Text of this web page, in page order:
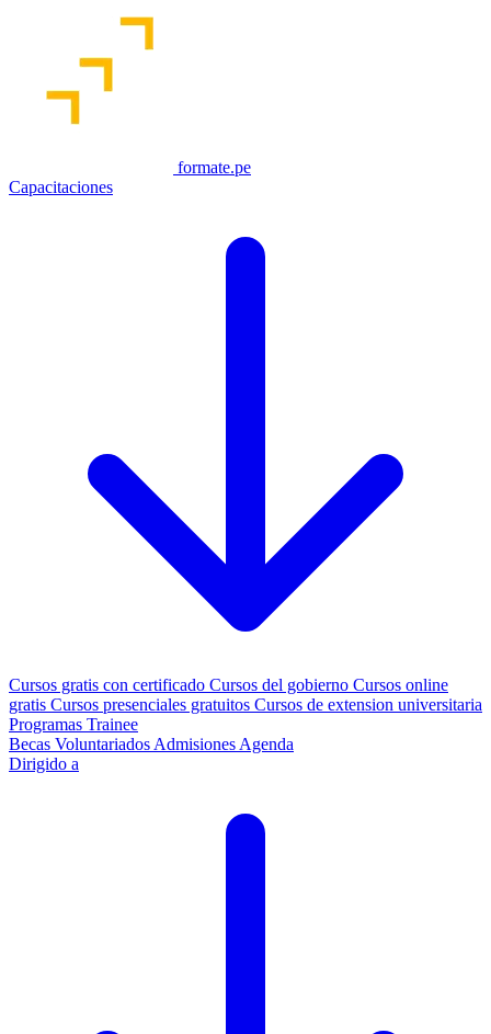
formate.pe
Capacitaciones
Cursos gratis con certificado Cursos del gobierno Cursos online
gratis Cursos presenciales gratuitos Cursos de extension universitaria
Programas Trainee
Becas Voluntariados Admisiones Agenda
Dirigido a